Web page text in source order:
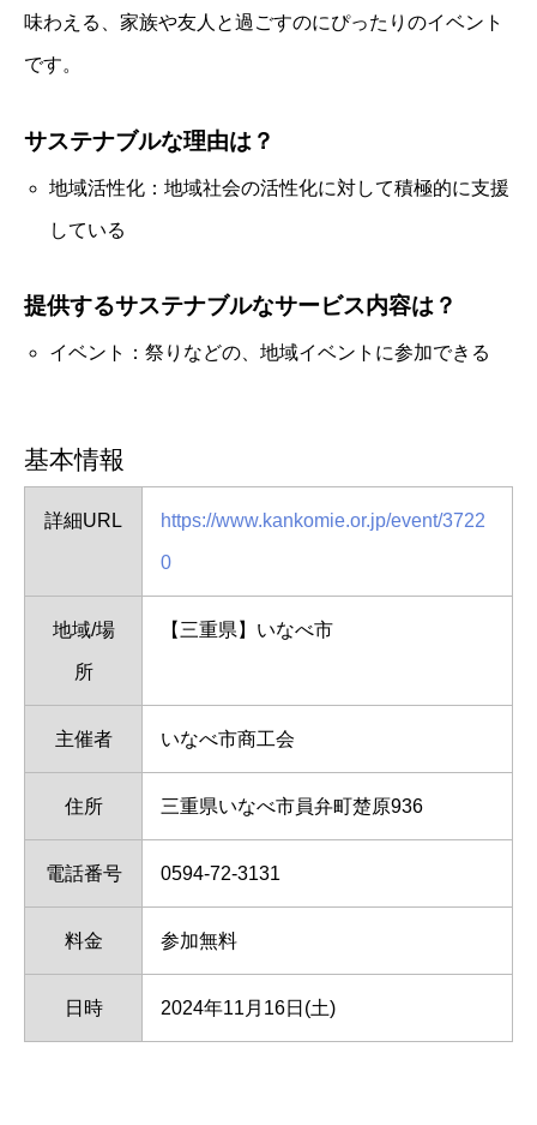
味わえる、家族や友人と過ごすのにぴったりのイベント
です。
サステナブルな理由は？
地域活性化：地域社会の活性化に対して積極的に支援
している
提供するサステナブルなサービス内容は？
イベント：祭りなどの、地域イベントに参加できる
基本情報
詳細URL https://www.kankomie.or.jp/event/3722
0
地域/場
所
【三重県】いなべ市
主催者 いなべ市商工会
住所 三重県いなべ市員弁町楚原936
電話番号 0594-72-3131
料金 参加無料
日時 2024年11月16日(土)